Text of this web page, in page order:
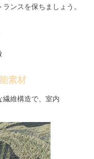
ンスを保ちましょう。
素材
繊維構造で、室内